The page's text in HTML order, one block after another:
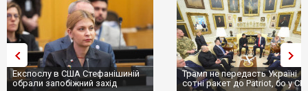
Експослу в США Стефанішиній
обрали запобіжний захід
Трамп не передасть Україні
сотні ракет до Patriot, бо у